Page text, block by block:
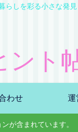
らしを彩る小さな発見
ント
わせ 運
が含まれています。